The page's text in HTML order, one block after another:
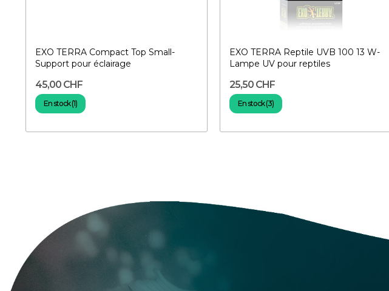
EXO TERRA Compact Top Small-
Support pour éclairage
45,00 CHF
En stock (1)
EXO TERRA Reptile UVB 100 13 W-
Lampe UV pour reptiles
25,50 CHF
En stock (3)